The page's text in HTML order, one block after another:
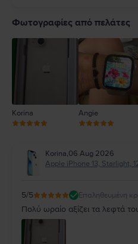
4
2
1
Φωτογραφίες από πελάτες
Korina Angie
Korina,06 Aug 2026
Apple iPhone 13, Starlight,
5/5 Επαληθευμένη
Πολύ ωραίο αξίζει τα λεφτά